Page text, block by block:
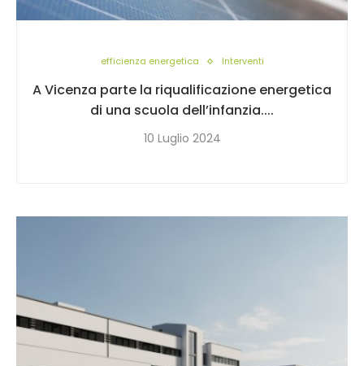
efficienza energetica Interventi
A Vicenza parte la riqualificazione energetica
di una scuola dell’infanzia....
10 Luglio 2024